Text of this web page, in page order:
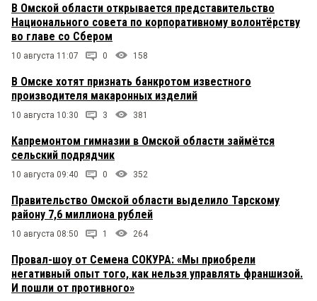
В Омской области открывается представительство
Национального совета по корпоративному волонтёрству
во главе со Сбером
10 августа 11:07 0 158
В Омске хотят признать банкротом известного
производителя макаронных изделий
10 августа 10:30 3 381
Капремонтом гимназии в Омской области займётся
сельский подрядчик
10 августа 09:40 0 352
Правительство Омской области выделило Тарскому
району 7,6 миллиона рублей
10 августа 08:50 1 264
Провал-шоу от Семена СОКУРА: «Мы приобрели
негативный опыт того, как нельзя управлять франшизой.
И пошли от противного»